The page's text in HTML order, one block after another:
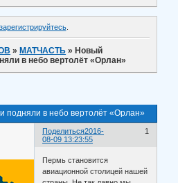
зарегистрируйтесь.
» МАТЧАСТЬ » Новый
в небо вертолёт «Орлан»
подняли в небо вертолёт «Орлан»
Поделиться 1
2016-
08-09 13:23:55
Пермь становится
авиационной столицей нашей